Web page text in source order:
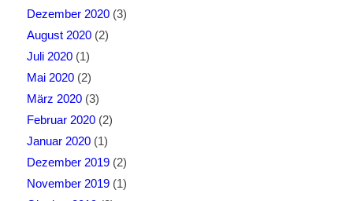
Dezember 2020(3)
August 2020(2)
Juli 2020(1)
Mai 2020(2)
März 2020(3)
Februar 2020(2)
Januar 2020(1)
Dezember 2019(2)
November 2019(1)